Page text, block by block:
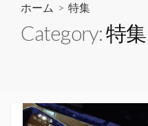
ホーム > 特集
Category:特集